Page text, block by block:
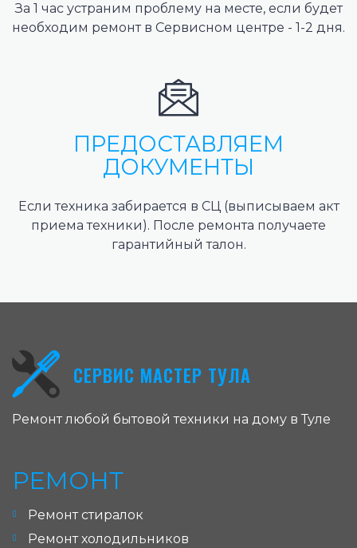
За 1 час устраним проблему на месте, если будет
необходим ремонт в Сервисном центре - 1-2 дня.
ПРЕДОСТАВЛЯЕМ
ДОКУМЕНТЫ
Если техника забирается в СЦ (выписываем акт
приема техники). После ремонта получаете
гарантийный талон.
СЕРВИС МАСТЕР ТУЛА
Ремонт любой бытовой техники на дому в Туле
РЕМОНТ
Ремонт стиралок
Ремонт холодильников